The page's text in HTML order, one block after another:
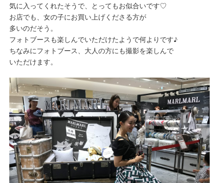
気に入ってくれたそうで、とってもお似合いです♡
お店でも、女の子にお買い上げくださる方が
多いのだそう。
フォトブースも楽しんでいただけたようで何よりです♪
ちなみにフォトブース、大人の方にも撮影を楽しんで
いただけます。